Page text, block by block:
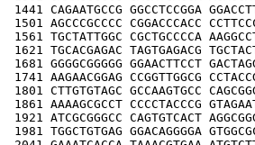
1441 CAGAATGCCG GGCCTCCGGA
1501 AGCCCGCCCC CGGACCCACC
1561 TGCTATTGGC CGCTGCCCCA
1621 TGCACGAGAC TAGTGAGACG
1681 GGGGCGGGGG GGAACTTCCT
1741 AAGAACGGAG CCGGTTGGCG
1801 CTTGTGTAGC GCCAAGTGCC
1861 AAAAGCGCCT CCCCTACCCG
1921 ATCGCGGGCC CAGTGTCACT
1981 TGGCTGTGAG GGACAGGGGA